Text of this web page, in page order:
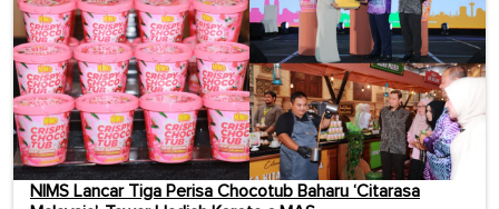
NIMS Lancar Tiga Perisa Chocotub Baharu ‘Citarasa